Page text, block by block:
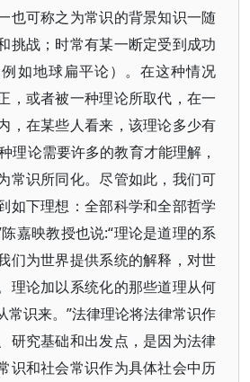
也可称之为常识的背景知识一随
挑战；时常有某一断定受到成功
如地球扁平论）。在这种情况
，或者被一种理论所取代，在一
，在某些人看来，该理论多少有
理论需要许多的教育才能理解，
常识所同化。尽管如此，我们可
如下理想：全部科学和全部哲学
嘉映教授也说:“理论是道理的系
们为世界提供系统的解释，对世
理论加以系统化的那些道理从何
常识来。”法律理论将法律常识作
研究基础和出发点，是因为法律
识和社会常识作为具体社会中历